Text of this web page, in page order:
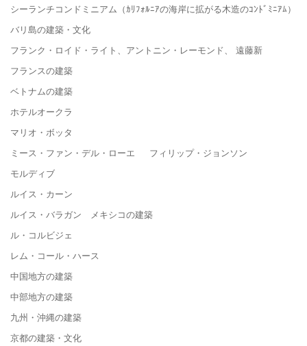
シーランチコンドミニアム（ｶﾘﾌｫﾙﾆｱの海岸に拡がる木造のｺﾝﾄﾞﾐﾆｱﾑ）
バリ島の建築・文化
フランク・ロイド・ライト、アントニン・レーモンド、 遠藤新
フランスの建築
ベトナムの建築
ホテルオークラ
マリオ・ボッタ
ミース・ファン・デル・ローエ フィリップ・ジョンソン
モルディブ
ルイス・カーン
ルイス・バラガン メキシコの建築
ル・コルビジェ
レム・コール・ハース
中国地方の建築
中部地方の建築
九州・沖縄の建築
京都の建築・文化